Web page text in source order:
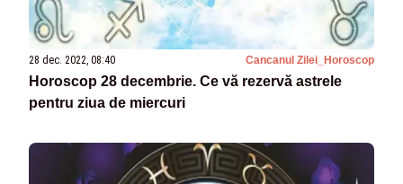
28 dec. 2022, 08:40 Cancanul Zilei_Horoscop
Horoscop 28 decembrie. Ce vă rezervă astrele
pentru ziua de miercuri